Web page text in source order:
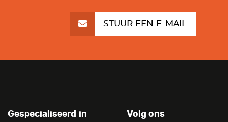
STUUR EEN E-MAIL
Gespecialiseerd in Volg ons